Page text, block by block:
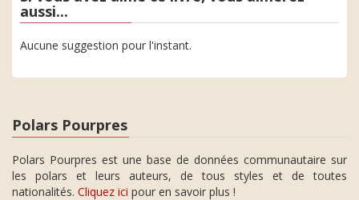
aussi...
Aucune suggestion pour l'instant.
Polars Pourpres
Polars Pourpres est une base de données communautaire sur
les polars et leurs auteurs, de tous styles et de toutes
nationalités. Cliquez ici pour en savoir plus !